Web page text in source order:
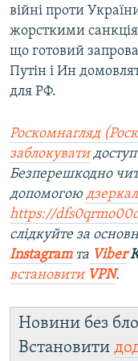
війні проти
жорсткими
що готовий
Путін і Ин
для РФ.
Роскомнагляд
заблокувати
Безперешкодно
допомогою
https://
слідкуйте за
Instagramта Viber
встановити VPN.
Новини без
Встановити